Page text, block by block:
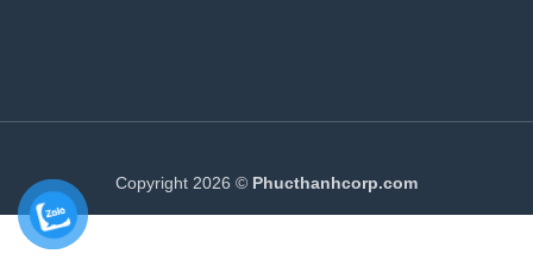
Copyright 2026 © Phucthanhcorp.com